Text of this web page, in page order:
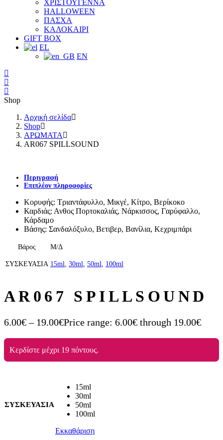
ΧΡΙΣΤΟΥΓΕΝΝΑ
HALLOWEEN
ΠΑΣΧΑ
ΚΑΛΟΚΑΙΡΙ
GIFT BOX
EL
EN
Shop
Αρχική σελίδα
Shop
ΑΡΩΜΑΤΑ
AR067 SPILLSOUND
Περιγραφή
Επιπλέον πληροφορίες
Κορυφής: Τριαντάφυλλο, Μικγέ, Κίτρο, Βερίκοκο
Καρδιάς: Ανθος Πορτοκαλιάς, Νάρκισσος, Γαρύφαλλο,
Κάρδαμο
Βάσης: Σανδαλόξυλο, Βετιβερ, Βανίλια, Κεχριμπάρι
Βάρος Μ/Δ
ΣΥΣΚΕΥΑΣΙΑ 15ml, 30ml, 50ml, 100ml
AR067 SPILLSOUND
6.00€ – 19.00€Price range: 6.00€ through 19.00€
Κερδίστε μέχρι 19 πόντους.
ΣΥΣΚΕΥΑΣΙΑ
15ml
30ml
50ml
100ml
Εκκαθάριση